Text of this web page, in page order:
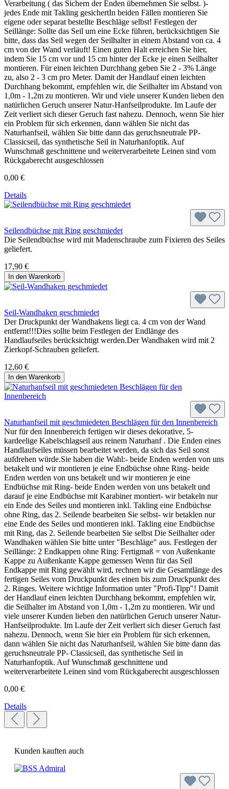
Verarbeitung ( das Sichern der Enden übernehmen Sie selbst. )-
jedes Ende mit Takling gesichertIn beiden Fällen montieren Sie
eigene oder separat bestellte Beschläge selbst! Festlegen der
Seillänge: Sollte das Seil um eine Ecke führen, berücksichtigen Sie
bitte, dass das Seil wegen der Seilhalter in einem Abstand von ca. 4
cm von der Wand verläuft! Einen guten Halt erreichen Sie hier,
indem Sie 15 cm vor und 15 cm hinter der Ecke je einen Seilhalter
montieren. Für einen leichten Durchhang geben Sie 2 - 3% Länge
zu, also 2 - 3 cm pro Meter. Damit der Handlauf einen leichten
Durchhang bekommt, empfehlen wir, die Seilhalter im Abstand von
1,0m - 1,2m zu montieren. Wir und viele unserer Kunden lieben den
natürlichen Geruch unserer Natur-Hanfseilprodukte. Im Laufe der
Zeit verliert sich dieser Geruch fast nahezu. Dennoch, wenn Sie hier
ein Problem für sich erkennen, dann wählen Sie nicht das
Naturhanfseil, wählen Sie bitte dann das geruchsneutrale PP-
Classicseil, das synthetische Seil in Naturhanfoptik. Auf
Wunschmaß geschnittene und weiterverarbeitete Leinen sind vom
Rückgaberecht ausgeschlossen
0,00 €
Details
Seilendbüchse mit Ring geschmiedet
Die Seilendbüchse wird mit Madenschraube zum Fixieren des Seiles
geliefert.
17,90 €
In den Warenkorb
Seil-Wandhaken geschmiedet
Der Druckpunkt der Wandhakens liegt ca. 4 cm von der Wand
entfernt!!!Dies sollte beim Festlegen der Endlänge des
Handlaufseiles berücksichtigt werden.Der Wandhaken wird mit 2
Zierkopf-Schrauben geliefert.
12,60 €
In den Warenkorb
Naturhanfseil mit geschmiedeten Beschlägen für den Innenbereich
Nur für den Innenbereich fertigen wir dieses dekorative, 5-
kardeelige Kabelschlagseil aus reinem Naturhanf . Die Enden eines
Handlaufseiles müssen bearbeitet werden, da sich das Seil sonst
aufdrehen würde.Sie haben die Wahl:- beide Enden werden von uns
betakelt und wir montieren je eine Endbüchse ohne Ring- beide
Enden werden von uns betakelt und wir montieren je eine
Endbüchse mit Ring- beide Enden werden von uns betakelt und
darauf je eine Endbüchse mit Karabiner montiert- wir betakeln nur
ein Ende des Seiles und montieren inkl. Takling eine Endbüchse
ohne Ring, das 2. Seilende bearbeiten Sie selbst- wir betaklen nur
eine Ende des Seiles und montieren inkl. Takling eine Endbüchse
mit Ring, das 2. Seilende bearbeiten Sie selbst Die Seilhalter oder
Wandhaken wählen Sie bitte unter "Beschläge" aus. Festlegen der
Seillänge: 2 Endkappen ohne Ring: Fertigmaß = von Außenkante
Kappe zu Außenkante Kappe gemessen Wenn für das Seil
Endkappe mit Ring gewählt wird, rechnen wir die Gesamtlänge des
fertigen Seiles vom Druckpunkt des einen bis zum Druckpunkt des
2. Ringes. Weitere wichtige Information unter "Profi-Tipp"! Damit
der Handlauf einen leichten Durchhang bekommt, empfehlen wir,
die Seilhalter im Abstand von 1,0m - 1,2m zu montieren. Wir und
viele unserer Kunden lieben den natürlichen Geruch unserer Natur-
Hanfseilprodukte. Im Laufe der Zeit verliert sich dieser Geruch fast
nahezu. Dennoch, wenn Sie hier ein Problem für sich erkennen,
dann wählen Sie nicht das Naturhanfseil, wählen Sie bitte dann das
geruchsneutrale PP- Classicseil, das synthetische Seil in
Naturhanfoptik. Auf Wunschmaß geschnittene und
weiterverarbeitete Leinen sind vom Rückgaberecht ausgeschlossen
0,00 €
Details
Kunden kauften auch